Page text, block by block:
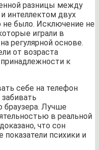
разницы между
интеллектом двух
было. Исключение не
играли в
регулярной основе.
от возраста
к
себе на телефон
браузера. Лучше
в реальной
что сон
психики и